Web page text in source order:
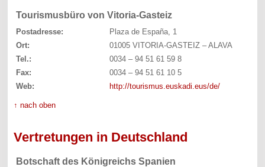
Tourismusbüro von Vitoria-Gasteiz
Postadresse:
Plaza de España, 1
Ort:
01005 VITORIA-GASTEIZ – ALAVA
Tel.:
0034 – 94 51 61 59 8
Fax:
0034 – 94 51 61 10 5
Web:
http://tourismus.euskadi.eus/de/
↑ nach oben
Vertretungen in Deutschland
Botschaft des Königreichs Spanien